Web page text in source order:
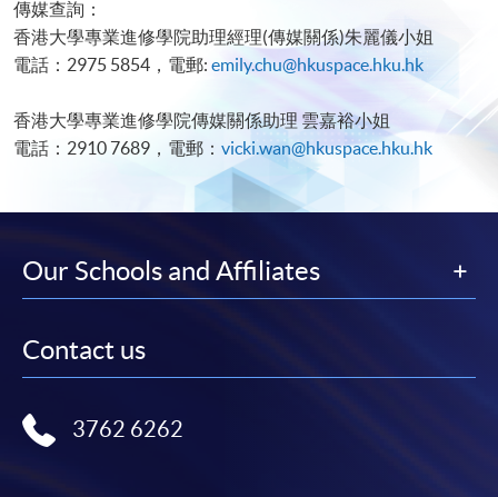
傳媒查詢：
香港大學專業進修學院助理經理(傳媒關係)朱麗儀小姐
電話：2975 5854，電郵: emily.chu@hkuspace.hku.hk
香港大學專業進修學院傳媒關係助理 雲嘉裕小姐
電話：2910 7689，電郵： vicki.wan@hkuspace.hku.hk
Our Schools and Affiliates
Contact us
3762 6262